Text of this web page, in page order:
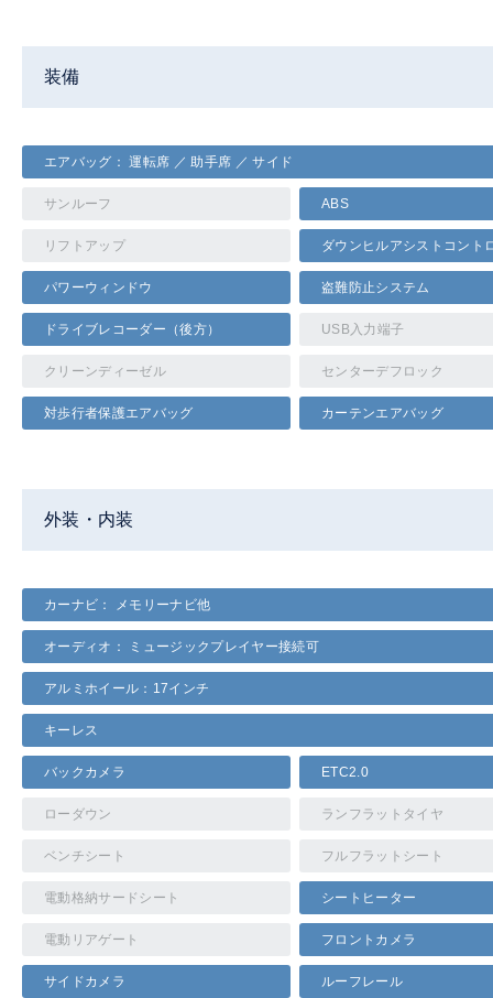
装備
エアバッグ： 運転席 ／ 助手席 ／ サイド
サンルーフ ABS
リフトアップ ダウンヒルアシストコント
パワーウィンドウ 盗難防止システム
ドライブレコーダー（後方） USB入力端子
クリーンディーゼル センターデフロック
対歩行者保護エアバッグ カーテンエアバッグ
外装・内装
カーナビ： メモリーナビ他
オーディオ： ミュージックプレイヤー接続可
アルミホイール：17インチ
キーレス
バックカメラ ETC2.0
ローダウン ランフラットタイヤ
ベンチシート フルフラットシート
電動格納サードシート シートヒーター
電動リアゲート フロントカメラ
サイドカメラ ルーフレール